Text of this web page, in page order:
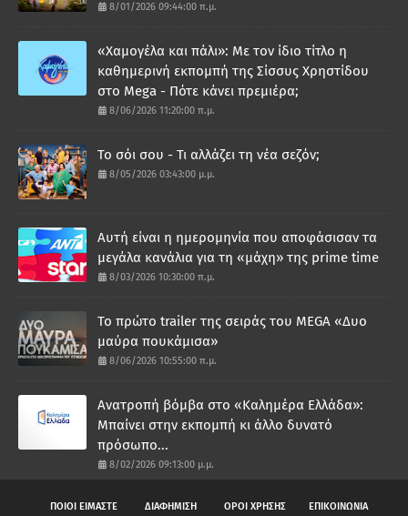
8/01/2026 09:44:00 π.μ.
«Χαμογέλα και πάλι»: Με τον ίδιο τίτλο η
καθημερινή εκπομπή της Σίσσυς Χρηστίδου
στο Mega - Πότε κάνει πρεμιέρα;
8/06/2026 11:20:00 π.μ.
Το σόι σου - Τι αλλάζει τη νέα σεζόν;
8/05/2026 03:43:00 μ.μ.
Αυτή είναι η ημερομηνία που αποφάσισαν τα
μεγάλα κανάλια για τη «μάχη» της prime time
8/03/2026 10:30:00 π.μ.
Το πρώτο trailer της σειράς του MEGA «Δυο
μαύρα πουκάμισα»
8/06/2026 10:55:00 π.μ.
Ανατροπή βόμβα στο «Καλημέρα Ελλάδα»:
Μπαίνει στην εκπομπή κι άλλο δυνατό
πρόσωπο...
8/02/2026 09:13:00 μ.μ.
ΠΟΙΟΙ ΕΙΜΑΣΤΕ ΔΙΑΦΗΜΙΣΗ ΟΡΟΙ ΧΡΗΣΗΣ ΕΠΙΚΟΙΝΩΝΙΑ